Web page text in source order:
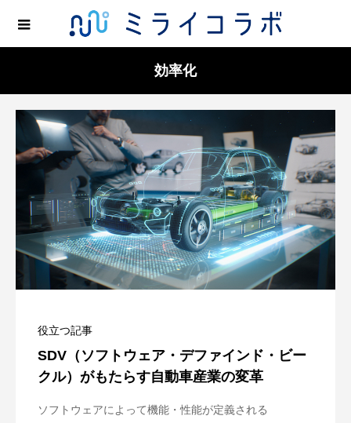
効率化
役立つ記事
SDV（ソフトウェア・デファインド・ビー
クル）がもたらす自動車産業の変革
ソフトウェアによって機能・性能が定義される